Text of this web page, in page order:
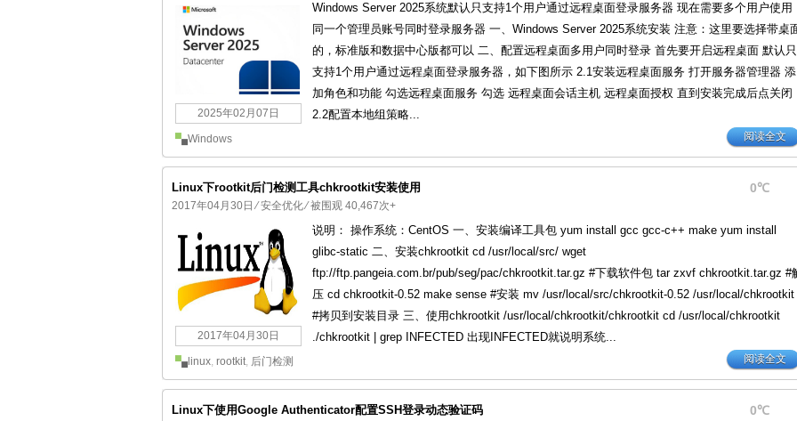
2025年02月07日
Windows Server 2025系统默认只支持1个用户通过远程桌面登录服务器 现在需要多个用户使用
同一个管理员账号同时登录服务器 一、Windows Server 2025系统安装 注意：这里要选择带桌
的，标准版和数据中心版都可以 二、配置远程桌面多用户同时登录 首先要开启远程桌面 默认只
支持1个用户通过远程桌面登录服务器，如下图所示 2.1安装远程桌面服务 打开服务器管理器 添
加角色和功能 勾选远程桌面服务 勾选 远程桌面会话主机 远程桌面授权 直到安装完成后点关闭
2.2配置本地组策略...
Windows 阅读全文
0℃
Linux下rootkit后门检测工具chkrootkit安装使用
2017年04月30日 ⁄安全优化⁄ 被围观 40,467次+
2017年04月30日
说明： 操作系统：CentOS 一、安装编译工具包 yum install gcc gcc-c++ make yum install
glibc-static 二、安装chkrootkit cd /usr/local/src/ wget
ftp://ftp.pangeia.com.br/pub/seg/pac/chkrootkit.tar.gz #下载软件包 tar zxvf chkrootkit.tar.gz #
压 cd chkrootkit-0.52 make sense #安装 mv /usr/local/src/chkrootkit-0.52 /usr/local/chkrootkit
#拷贝到安装目录 三、使用chkrootkit /usr/local/chkrootkit/chkrootkit cd /usr/local/chkrootkit
./chkrootkit | grep INFECTED 出现INFECTED就说明系统...
linux, rootkit, 后门检测 阅读全文
0℃
Linux下使用Google Authenticator配置SSH登录动态验证码